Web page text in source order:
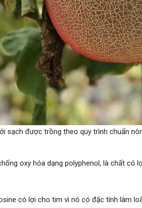
sạch được trồng theo quy trình chuẩn
oxy hóa dạng polyphenol, là chất
có lợi cho tim vì nó có đặc tính làm